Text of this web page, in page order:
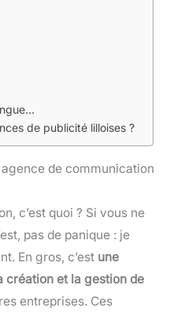
de publicité lilloises ?
de communication
c’est quoi ? Si vous ne
pas de panique : je
En gros, c’est une
création et la gestion de
entreprises. Ces